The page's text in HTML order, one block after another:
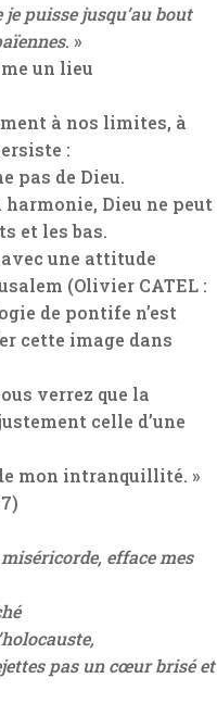
puisse jusqu’au bout
. »
un lieu
à nos limites, à
:
pas de Dieu.
Dieu ne peut
et les bas.
une attitude
(Olivier CATEL :
de pontife n’est
cette image dans
verrez que la
celle d’une
mon intranquillité. »
efface mes
pas un cœur brisé et